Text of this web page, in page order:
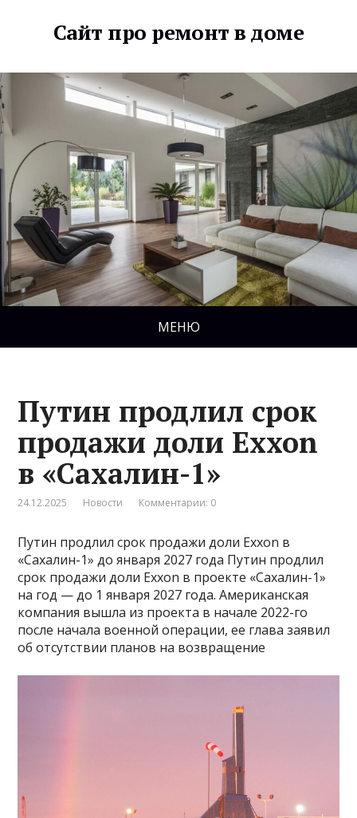
Сайт про ремонт в доме
МЕНЮ
Путин продлил срок
продажи доли Exxon
в «Сахалин-1»
24.12.2025 Новости Комментарии: 0
Путин продлил срок продажи доли Exxon в
«Сахалин-1» до января 2027 года Путин продлил
срок продажи доли Exxon в проекте «Сахалин-1»
на год — до 1 января 2027 года. Американская
компания вышла из проекта в начале 2022-го
после начала военной операции, ее глава заявил
об отсутствии планов на возвращение